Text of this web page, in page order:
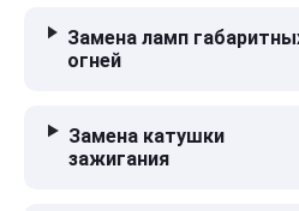
Замена ламп
огней
Замена катушки
зажигания